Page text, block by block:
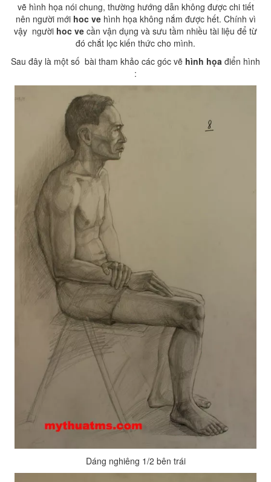
vẽ hình họa nói chung, thường hướng dẫn không được chi tiết
nên người mới hoc vehình họa không nắm được hết. Chính vì
vậy người hoc ve cần vận dụng và sưu tầm nhiều tài liệu để từ
đó chắt lọc kiến thức cho mình.
Sau đây là một số bài tham khảo các góc vẽ hình họa điển hình
:
Dáng nghiêng 1/2 bên trái